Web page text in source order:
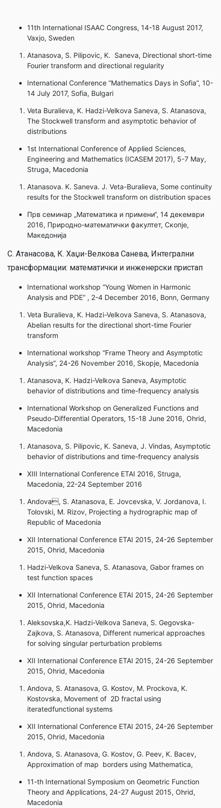
11th International ISAAC Congress, 14-18 August 2017,
Vaxjo, Sweden
Atanasova, S. Pilipovic, K. Saneva, Directional short-time
Fourier transform and directional regularity
International Conference “Mathematics Days in Sofia”, 10-
14 July 2017, Sofia, Bulgari
Veta Buralieva, K. Hadzi-Velkova Saneva, S. Atanasova,
The Stockwell transform and asymptotic behavior of
distributions
1st International Conference of Applied Sciences,
Engineering and Mathematics (ICASEM 2017), 5-7 May,
Struga, Macedonia
Atanasova. K. Saneva. J. Veta-Buralieva, Some continuity
results for the Stockwell transform on distribution spaces
Прв семинар „Математика и примени“, 14 декември
2016, Природно-математички факултет, Скопје,
Македонија
С. Атанасова, К. Хаџи-Велкова Санева, Интегрални
трансформации: математички и инженерски пристап
International workshop “Young Women in Harmonic
Analysis and PDE” , 2-4 December 2016, Bonn, Germany
Veta Buralieva, K. Hadzi-Velkova Saneva, S. Atanasova,
Abelian results for the directional short-time Fourier
transform
International workshop “Frame Theory and Asymptotic
Analysis”, 24-26 November 2016, Skopje, Macedonia
Atanasova, K. Hadzi-Velkova Saneva, Asymptotic
behavior of distributions and time-frequency analysis
International Workshop on Generalized Functions and
Pseudo-Differential Operators, 15-18 June 2016, Ohrid,
Macedonia
Atanasova, S. Pilipovic, K. Saneva, J. Vindas, Asymptotic
behavior of distributions and time-frequency analysis
XIII International Conference ETAI 2016, Struga,
Macedonia, 22-24 September 2016
Andova, S. Atanasova, E. Jovcevska, V. Jordanova, I.
Tolovski, M. Rizov, Projecting a hydrographic map of
Republic of Macedonia
XII International Conference ETAI 2015, 24-26 September
2015, Ohrid, Macedonia
Hadzi-Velkova Saneva, S. Atanasova, Gabor frames on
test function spaces
XII International Conference ETAI 2015, 24-26 September
2015, Ohrid, Macedonia
Aleksovska,K. Hadzi-Velkova Saneva, S. Gegovska-
Zajkova, S. Atanasova, Different numerical approaches
for solving singular perturbation problems
XII International Conference ETAI 2015, 24-26 September
2015, Ohrid, Macedonia
Andova, S. Atanasova, G. Kostov, M. Prockova, K.
Kostovska, Movement of 2D fractal using
iteratedfunctional systems
XII International Conference ETAI 2015, 24-26 September
2015, Ohrid, Macedonia
Andova, S. Atanasova, G. Kostov, G. Peev, K. Bacev,
Approximation of map borders using Mathematica,
11-th International Symposium on Geometric Function
Theory and Applications, 24-27 August 2015, Ohrid,
Macedonia